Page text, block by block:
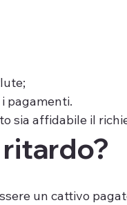
pagamenti.
sia affidabile il
ritardo?
un cattivo